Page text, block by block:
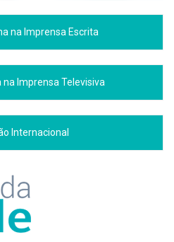
na Imprensa Escrita
na Imprensa Televisiva
Internacional